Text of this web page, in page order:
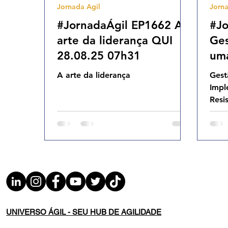
#JornadaÁgil EP1662 A
arte da liderança QUI
28.08.25 07h31
A arte da liderança
Jornada Agil
UNIVERSO ÁGIL - SEU HUB DE AGILIDADE